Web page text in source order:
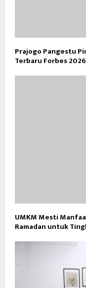
Prajogo Pangestu
Terbaru Forbes 2026
UMKM Mesti
Ramadan untuk